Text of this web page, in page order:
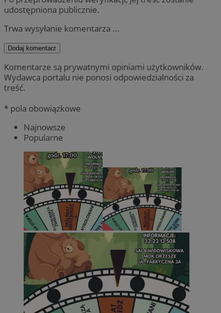
udostępniona publicznie.
Trwa wysyłanie komentarza ...
Dodaj komentarz
Komentarze są prywatnymi opiniami użytkowników.
Wydawca portalu nie ponosi odpowiedzialności za
treść.
* pola obowiązkowe
Najnowsze
Popularne